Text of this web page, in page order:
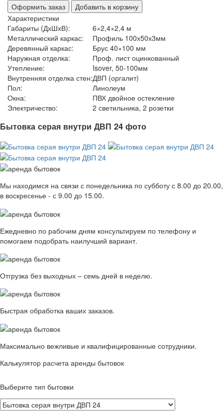
Характеристики
Габариты (ДхШхВ):
6×2,4×2,4 м
Металлический каркас:
Профиль 100х50х3мм
Деревянный каркас:
Брус 40×100 мм
Наружная отделка:
Проф. лист оцинкованный
Утепление:
Isover, 50-100мм
Внутренняя отделка стен:ДВП (оргалит)
Пол:
Линолеум
Окна:
ПВХ двойное остекление
Электричество:
2 светильника, 2 розетки
Бытовка серая внутри ДВП 24 фото
Мы находимся на связи с понедельника по субботу с 8.00 до 20.00,
в воскресенье - с 9.00 до 15.00.
Ежедневно по рабочим дням консультируем по телефону и
помогаем подобрать наилучший вариант.
Отгрузка без выходных – семь дней в неделю.
Быстрая обработка ваших заказов.
Максимально вежливые и квалифицированные сотрудники.
Калькулятор расчета аренды бытовок
Выберите тип бытовки